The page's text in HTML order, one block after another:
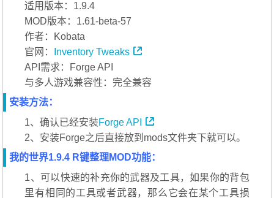
适用版本：1.9.4
MOD版本：1.61-beta-57
作者：Kobata
官网：
Inventory Tweaks
API需求：Forge API
与多人游戏兼容性：完全兼容
安装方法：
1、确认已经安装Forge API
2、安装Forge之后直接放到mods文件夹下就可以。
我的世界1.9.4 R键整理MOD功能：
1、可以快速的补充你的武器及工具，如果你的背包
里有相同的工具或者武器，那么它会在某个工具损